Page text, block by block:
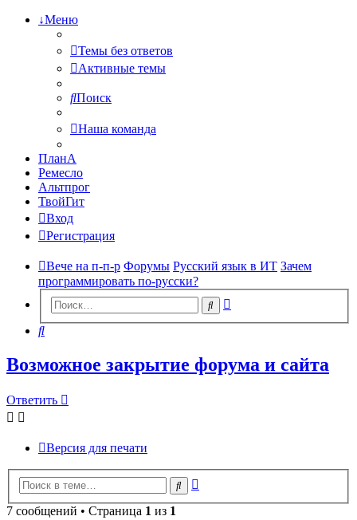
↓Меню
Темы без ответов
Активные темы
Поиск
Наша команда
ПланА
Ремесло
Альтпрог
ТвойГит
Вход
Регистрация
Вече на п-п-р Форумы Русский язык в ИТ Зачем
программировать по-русски?
Поиск
Поиск
Возможное закрытие форума и сайта
Ответить
Версия для печати
Поиск
7 сообщений • Страница 1 из 1